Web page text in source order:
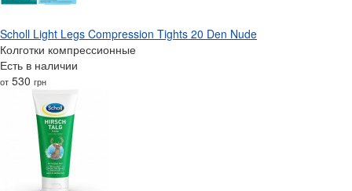
Scholl Light Legs Compression Tights 20 Den Nude
Колготки компрессионные
Есть в наличии
от 530 грн